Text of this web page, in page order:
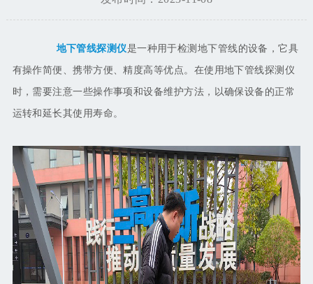
地下管线探测仪是一种用于检测地下管线的设备，它具
有操作简便、携带方便、精度高等优点。在使用地下管线探测仪
时，需要注意一些操作事项和设备维护方法，以确保设备的正常
运转和延长其使用寿命。